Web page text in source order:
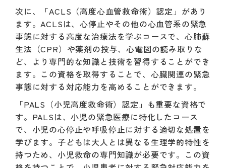
次に、「ACLS（高度心血管救命術）認定」があり
ます。ACLSは、心停止やその他の心血管系の緊急
事態に対する高度な治療法を学ぶコースで、心肺蘇
生法（CPR）や薬剤の投与、心電図の読み取りな
ど、より専門的な知識と技術を習得することができ
ます。この資格を取得することで、心臓関連の緊急
事態に対する対応能力を高めることができます。
「PALS（小児高度救命術）認定」も重要な資格で
す。PALSは、小児の緊急医療に特化したコース
で、小児の心停止や呼吸停止に対する適切な処置を
学びます。子どもは大人とは異なる生理学的特性を
持つため、小児救命の専門知識が必要です。この資